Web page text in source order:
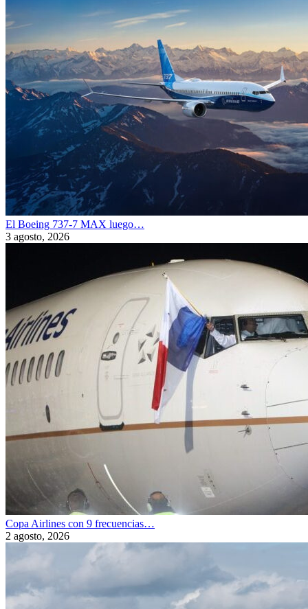
El Boeing 737-7 MAX luego…
3 agosto, 2026
Copa Airlines con 9 frecuencias…
2 agosto, 2026